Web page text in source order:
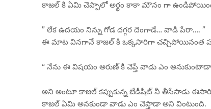
కాజల్ కి ఏమి చెప్పాలో అర్థం కాకా మౌనం గా
” లేక ఉదయం నిన్ను గోడ దగ్గర దెంగాడే… వాడి పేరా…. ”
ఈ మాట వినగానే కాజల్ కి ఒక్కసారిగా చచ్చిపోయినంత
“ నేను ఈ విషయం అరుణ్ కి చెప్తే వాడు ఎం
అని అంటూ కాజల్ కప్పుకున్న బేడీషీట్ నీ తీసేసాడు
కాజల్ ఏమి అనకుండా వాడు ఎం చెప్తాడా అని వింటుంది.